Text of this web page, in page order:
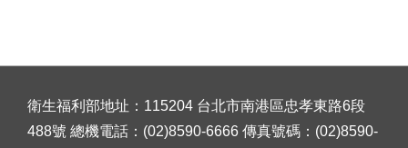
衛生福利部地址：115204 台北市南港區忠孝東路6段
488號 總機電話：(02)8590-6666 傳真號碼：(02)8590-